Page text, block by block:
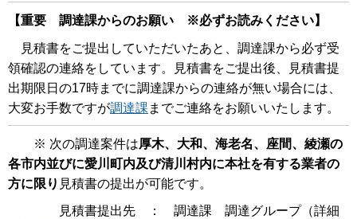
【重要 調達課からのお願い ※必ずお読みください】
見積書をご提出していただいたあと、調達課から必ず受
領確認の連絡をしています。見積書をご提出後、見積書提
出期限日の17時までに調達課からの連絡が無い場合には、
大変お手数ですが調達課 までご連絡をお願いいたします。
※ 次の調達案件は厚木、大和、海老名、座間、綾瀬の
各市内並びに愛川町内及び清川村内に本社を有する業者の
方に限り 見積書の提出が可能です。
見積書提出先 ： 調達課 調達グループ（詳細